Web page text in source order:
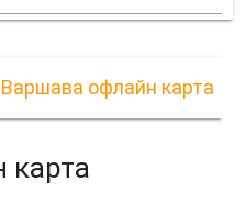
Варшава офлайн карта
карта